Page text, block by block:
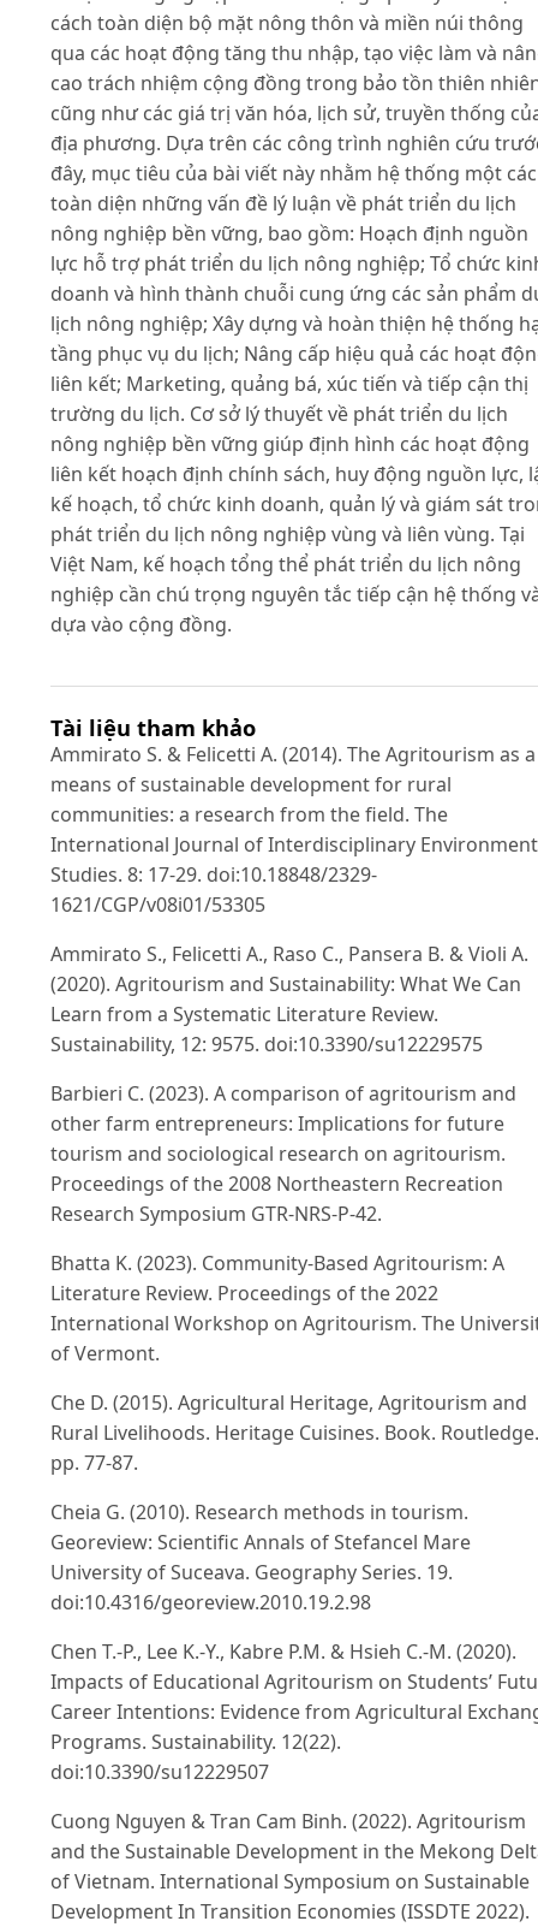
cách toàn diện bộ mặt nông thôn và miền núi thông
qua các hoạt động tăng thu nhập, tạo việc làm và
cao trách nhiệm cộng đồng trong bảo tồn thiên
cũng như các giá trị văn hóa, lịch sử, truyền thống
địa phương. Dựa trên các công trình nghiên cứu
đây, mục tiêu của bài viết này nhằm hệ thống một
toàn diện những vấn đề lý luận về phát triển du lịch
nông nghiệp bền vững, bao gồm: Hoạch định nguồn
lực hỗ trợ phát triển du lịch nông nghiệp; Tổ chức
doanh và hình thành chuỗi cung ứng các sản phẩm
lịch nông nghiệp; Xây dựng và hoàn thiện hệ thống
tầng phục vụ du lịch; Nâng cấp hiệu quả các hoạt
liên kết; Marketing, quảng bá, xúc tiến và tiếp cận thị
trường du lịch. Cơ sở lý thuyết về phát triển du lịch
nông nghiệp bền vững giúp định hình các hoạt động
liên kết hoạch định chính sách, huy động nguồn lực,
kế hoạch, tổ chức kinh doanh, quản lý và giám sát
phát triển du lịch nông nghiệp vùng và liên vùng. Tại
Việt Nam, kế hoạch tổng thể phát triển du lịch nông
nghiệp cần chú trọng nguyên tắc tiếp cận hệ thống
dựa vào cộng đồng.
Tài liệu tham khảo
Ammirato S. & Felicetti A. (2014). The Agritourism as a
means of sustainable development for rural
communities: a research from the field. The
International Journal of Interdisciplinary
Studies. 8: 17-29. doi:10.18848/2329-
1621/CGP/v08i01/53305
Ammirato S., Felicetti A., Raso C., Pansera B. & Violi A.
(2020). Agritourism and Sustainability: What We Can
Learn from a Systematic Literature Review.
Sustainability, 12: 9575. doi:10.3390/su12229575
Barbieri C. (2023). A comparison of agritourism and
other farm entrepreneurs: Implications for future
tourism and sociological research on agritourism.
Proceedings of the 2008 Northeastern Recreation
Research Symposium GTR-NRS-P-42.
Bhatta K. (2023). Community-Based Agritourism: A
Literature Review. Proceedings of the 2022
International Workshop on Agritourism. The
of Vermont.
Che D. (2015). Agricultural Heritage, Agritourism and
Rural Livelihoods. Heritage Cuisines. Book. Routledge.
pp. 77-87.
Cheia G. (2010). Research methods in tourism.
Georeview: Scientific Annals of Stefancel Mare
University of Suceava. Geography Series. 19.
doi:10.4316/georeview.2010.19.2.98
Chen T.-P., Lee K.-Y., Kabre P.M. & Hsieh C.-M. (2020).
Impacts of Educational Agritourism on Students’
Career Intentions: Evidence from Agricultural
Programs. Sustainability. 12(22).
doi:10.3390/su12229507
Cuong Nguyen & Tran Cam Binh. (2022). Agritourism
and the Sustainable Development in the Mekong
of Vietnam. International Symposium on Sustainable
Development In Transition Economies (ISSDTE 2022).